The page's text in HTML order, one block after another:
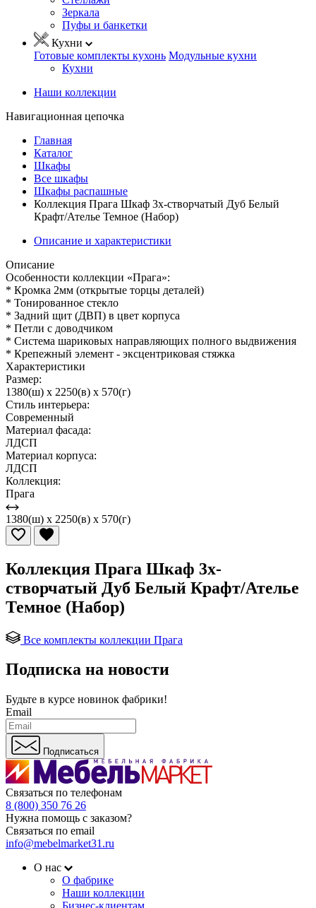
Зеркала
Пуфы и банкетки
Кухни
Готовые комплекты кухонь Модульные кухни
Кухни
Наши коллекции
Навигационная цепочка
Главная
Каталог
Шкафы
Все шкафы
Шкафы распашные
Коллекция Прага Шкаф 3х-створчатый Дуб Белый
Крафт/Ателье Темное (Набор)
Описание и характеристики
Описание
Особенности коллекции «Прага»:
* Кромка 2мм (открытые торцы деталей)
* Тонированное стекло
* Задний щит (ДВП) в цвет корпуса
* Петли с доводчиком
* Система шариковых направляющих полного выдвижения
* Крепежный элемент - эксцентриковая стяжка
Характеристики
Размер:
1380(ш) x 2250(в) x 570(г)
Стиль интерьера:
Современный
Материал фасада:
ЛДСП
Материал корпуса:
ЛДСП
Коллекция:
Прага
1380(ш) x 2250(в) x 570(г)
Коллекция Прага Шкаф 3х-
створчатый Дуб Белый Крафт/Ателье
Темное (Набор)
Все комплекты коллекции Прага
Подписка на новости
Будьте в курсе новинок фабрики!
Email
Подписаться
Связаться по телефонам
8 (800) 350 76 26
Нужна помощь с заказом?
Связаться по email
info@mebelmarket31.ru
О нас
О фабрике
Наши коллекции